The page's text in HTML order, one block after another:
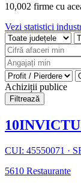
10,002 firme cu
Vezi statistici
Achiziții publice
Filtrează
CUI: 45550071 ·
5610 Restaurante